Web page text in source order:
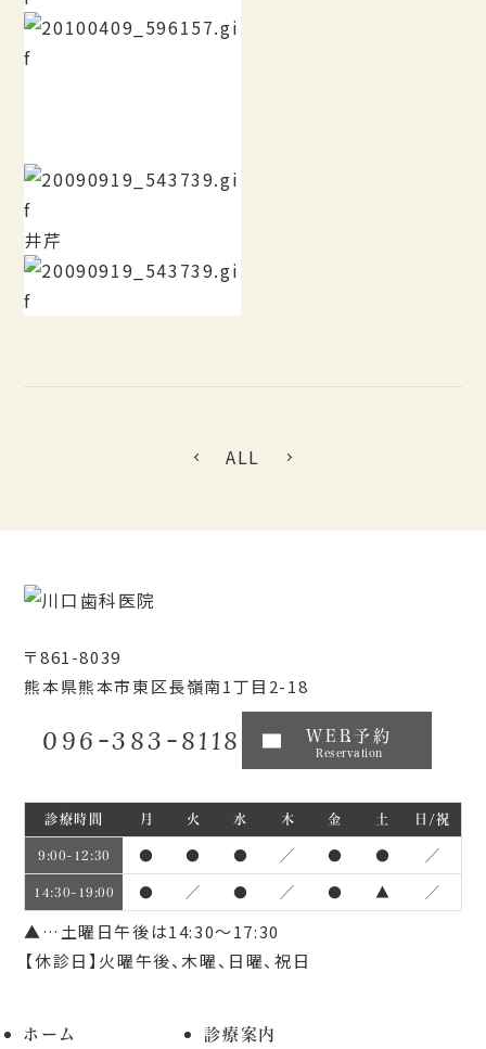
井芹
ALL
〒861-8039
熊本県熊本市東区長嶺南1丁目2-18
096-383-8118 WEB予約
Reservation
診療時間 月 火 水 木 金 土 日/祝
9:00~12:30 ● ● ● ／ ● ● ／
14:30~19:00 ● ／ ● ／ ● ▲ ／
▲…土曜日午後は14:30～17:30
【休診日】火曜午後、木曜、日曜、祝日
ホーム
診療案内